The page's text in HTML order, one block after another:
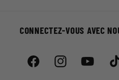
CONNECTEZ-VOUS AVEC
FacebookInstagramYouTube